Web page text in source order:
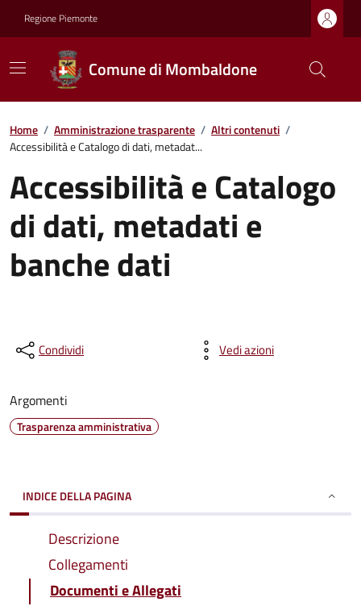
Regione Piemonte
Comune di Mombaldone
Home / Amministrazione trasparente / Altri contenuti /
Accessibilità e Catalogo di dati, metadat...
Accessibilità e Catalogo
di dati, metadati e
banche dati
Condividi Vedi azioni
Argomenti
Trasparenza amministrativa
INDICE DELLA PAGINA
Descrizione
Collegamenti
Documenti e Allegati